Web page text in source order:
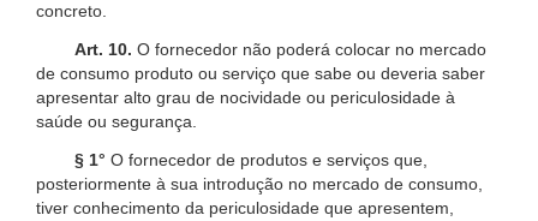
concreto.
Art. 10. O fornecedor não poderá colocar no mercado
de consumo produto ou serviço que sabe ou deveria saber
apresentar alto grau de nocividade ou periculosidade à
saúde ou segurança.
§ 1° O fornecedor de produtos e serviços que,
posteriormente à sua introdução no mercado de consumo,
tiver conhecimento da periculosidade que apresentem,